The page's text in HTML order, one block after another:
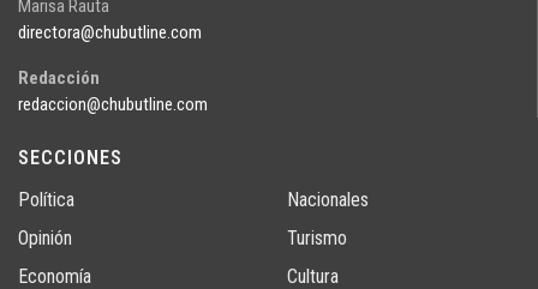
Marisa Rauta
directora@chubutline.com
Redacción
redaccion@chubutline.com
SECCIONES
Política
Opinión
Economía
Nacionales
Turismo
Cultura